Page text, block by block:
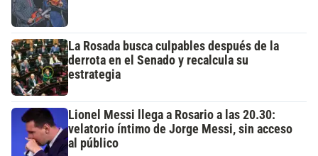
La Rosada busca culpables después de la
derrota en el Senado y recalcula su
estrategia
Lionel Messi llega a Rosario a las 20.30:
velatorio íntimo de Jorge Messi, sin acceso
al público